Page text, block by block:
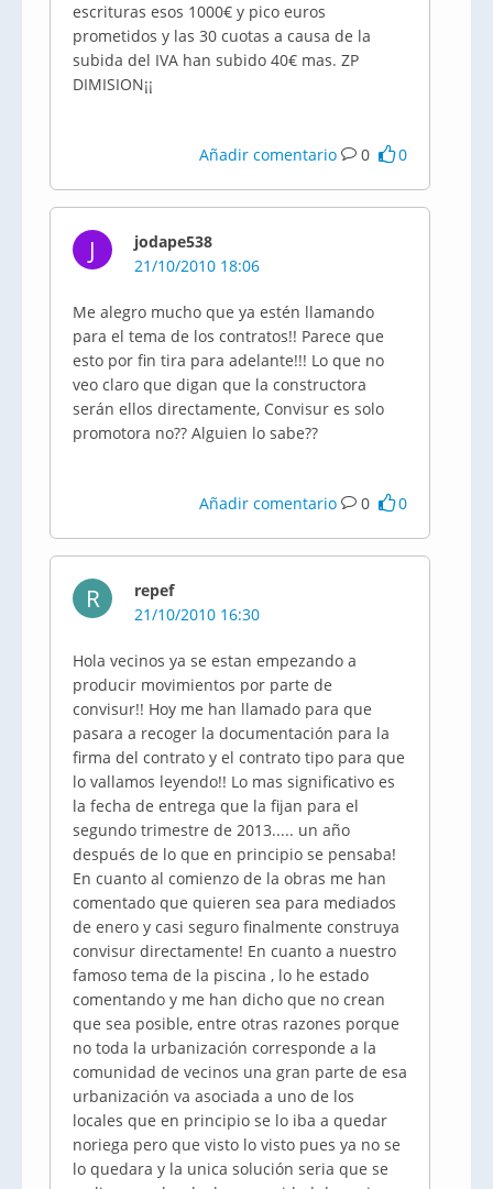
escrituras esos 1000€ y pico euros
prometidos y las 30 cuotas a causa de la
subida del IVA han subido 40€ mas. ZP
DIMISION¡¡
Añadir comentario 0 0
J
jodape538
21/10/2010 18:06
Me alegro mucho que ya estén llamando
para el tema de los contratos!! Parece que
esto por fin tira para adelante!!! Lo que no
veo claro que digan que la constructora
serán ellos directamente, Convisur es solo
promotora no?? Alguien lo sabe??
Añadir comentario 0 0
R
repef
21/10/2010 16:30
Hola vecinos ya se estan empezando a
producir movimientos por parte de
convisur!! Hoy me han llamado para que
pasara a recoger la documentación para la
firma del contrato y el contrato tipo para que
lo vallamos leyendo!! Lo mas significativo es
la fecha de entrega que la fijan para el
segundo trimestre de 2013..... un año
después de lo que en principio se pensaba!
En cuanto al comienzo de la obras me han
comentado que quieren sea para mediados
de enero y casi seguro finalmente construya
convisur directamente! En cuanto a nuestro
famoso tema de la piscina , lo he estado
comentando y me han dicho que no crean
que sea posible, entre otras razones porque
no toda la urbanización corresponde a la
comunidad de vecinos una gran parte de esa
urbanización va asociada a uno de los
locales que en principio se lo iba a quedar
noriega pero que visto lo visto pues ya no se
lo quedara y la unica solución seria que se